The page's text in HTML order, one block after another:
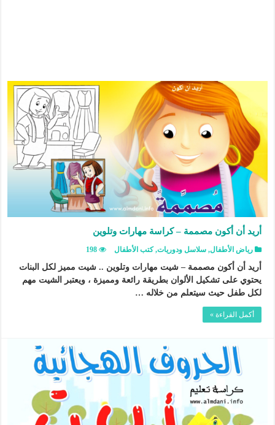
أريد أن أكون مصممة – كراسة مهارات وتلوين
رياض الأطفال,سلاسل ودوريات,كتب الأطفال 198
أريد أن أكون مصممة – شيت مهارات وتلوين .. شيت مميز لكل البنات
يحتوي على تشكيل الألوان بطريقة رائعة ومميزة ، ويعتبر الشيت مهم
لكل طفل حيث سيتعلم من خلاله …
أكمل القراءة »